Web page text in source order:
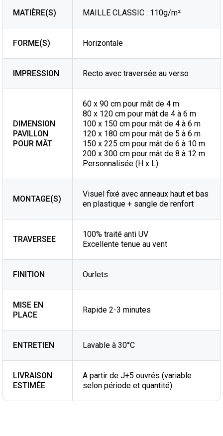
MATIÈRE(S) MAILLE CLASSIC : 110g/m²
FORME(S) Horizontale
IMPRESSION Recto avec traversée au verso
DIMENSION
PAVILLON
POUR MÂT
60 x 90 cm pour mât de 4 m
80 x 120 cm pour mât de 4 à 6 m
100 x 150 cm pour mât de 4 à 6 m
120 x 180 cm pour mât de 5 à 6 m
150 x 225 cm pour mât de 6 à 10 m
200 x 300 cm pour mât de 8 à 12 m
Personnalisée (H x L)
MONTAGE(S)
Visuel fixé avec anneaux haut et bas
en plastique + sangle de renfort
TRAVERSEE
100% traité anti UV
Excellente tenue au vent
FINITION Ourlets
MISE EN
PLACE
Rapide 2-3 minutes
ENTRETIEN Lavable à 30°C
LIVRAISON
ESTIMÉE
A partir de J+5 ouvrés (variable
selon période et quantité)